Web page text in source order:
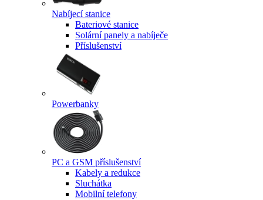
Nabíjecí stanice
Bateriové stanice
Solární panely a nabíječe
Příslušenství
Powerbanky
PC a GSM příslušenství
Kabely a redukce
Sluchátka
Mobilní telefony